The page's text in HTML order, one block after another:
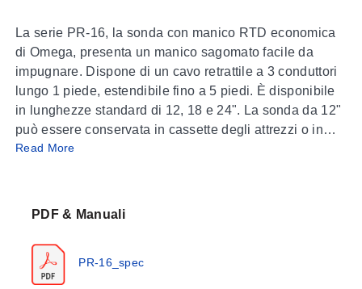
La serie PR-16, la sonda con manico RTD economica
di Omega, presenta un manico sagomato facile da
impugnare. Dispone di un cavo retrattile a 3 conduttori
lungo 1 piede, estendibile fino a 5 piedi. È disponibile
in lunghezze standard di 12, 18 e 24". La sonda da 12"
può essere conservata in cassette degli attrezzi o in
altri luoghi per un facile accesso. Il termine standard è
Read More
PDF & Manuali
PR-16_spec